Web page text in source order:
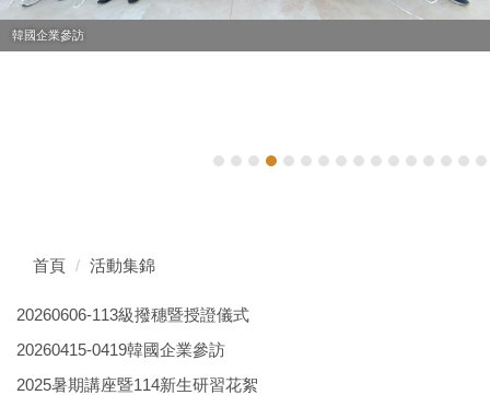
韓國企業參訪
首頁 活動集錦
20260606-113級撥穗暨授證儀式
20260415-0419韓國企業參訪
2025暑期講座暨114新生研習花絮